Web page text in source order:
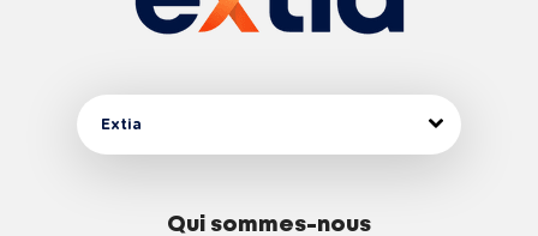
Extia
Qui sommes-nous